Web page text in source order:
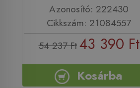
Azonosító: 222430
Cikkszám: 21084557
54 237 Ft 43 390 Ft
Kosárba